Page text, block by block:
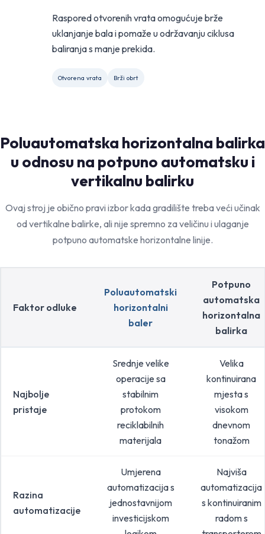
Raspored otvorenih vrata omogućuje brže
uklanjanje bala i pomaže u održavanju ciklusa
baliranja s manje prekida.
Otvorena vrata Brži obrt
Poluautomatska horizontalna balirka
u odnosu na potpuno automatsku i
vertikalnu balirku
Ovaj stroj je obično pravi izbor kada gradilište treba veći učinak
od vertikalne balirke, ali nije spremno za veličinu i ulaganje
potpuno automatske horizontalne linije.
Faktor odluke
Poluautomatski
horizontalni
baler
Potpuno
automatska
horizontalna
balirka
Najbolje
pristaje
Srednje velike
operacije sa
stabilnim
protokom
reciklabilnih
materijala
Velika
kontinuirana
mjesta s
visokom
dnevnom
tonažom
Razina
automatizacije
Umjerena
automatizacija s
jednostavnijom
investicijskom
Najviša
automatizacija
s kontinuiranim
radom s